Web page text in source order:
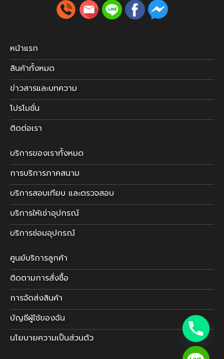
หน้าแรก
สินค้าทั้งหมด
ข่าวสารและบทความ
โปรโมชั่น
ติดต่อเรา
บริการของเราทั้งหมด
การบริการภาคสนาม
บริการสอบเทียบ และตรวจสอบ
บริการให้เช่าอุปกรณ์
บริการซ่อมอุปกรณ์
ศูนย์บริการลูกค้า
ติดตามการสั่งซื้อ
การจัดส่งสินค้า
บัญชีผู้ใช้ของฉัน
นโยบายความเป็นส่วนตัว